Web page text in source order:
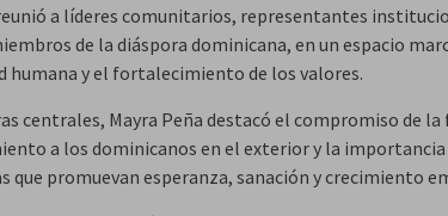
a líderes comunitarios, representantes
de la diáspora dominicana, en un espacio
humana y el fortalecimiento de los valores.
centrales, Mayra Peña destacó el compromiso de la
a los dominicanos en el exterior y la importancia
que promuevan esperanza, sanación y crecimiento